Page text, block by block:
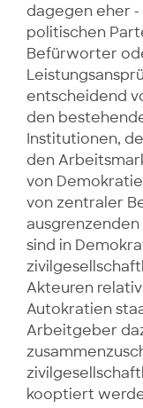
dagegen eher -
politischen
Befürworter
entscheidend
den
Institutionen,
den
von
von zentraler
sind in
Akteuren
Autokratien
Arbeitgeber
kooptiert